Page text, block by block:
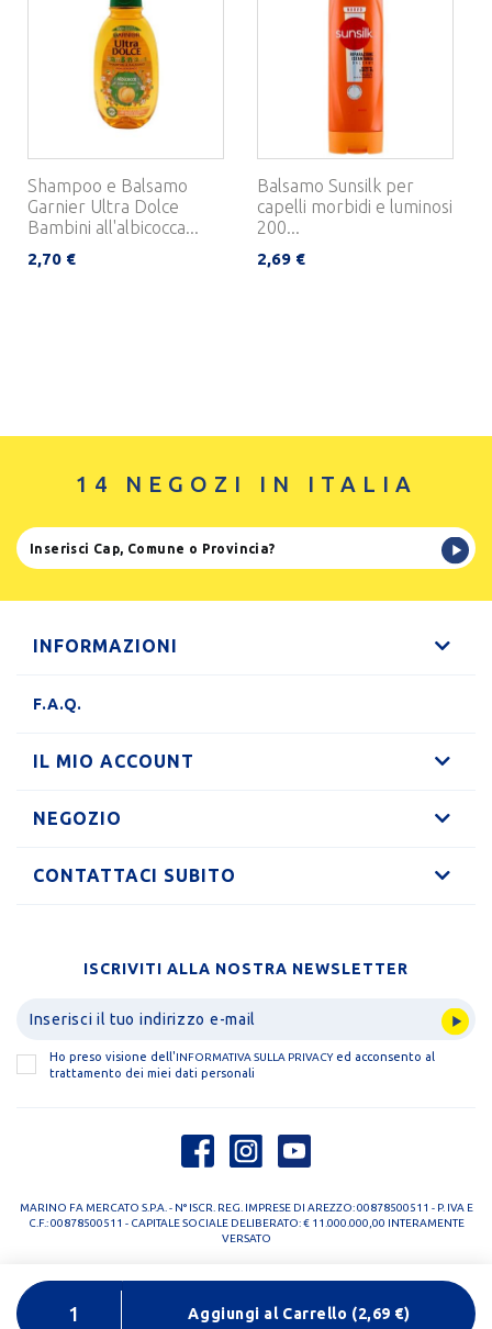
Aggiungi al Carrello (2,69 €)
Shampoo e Balsamo
Garnier Ultra Dolce
Bambini all'albicocca...
2,70 €
Balsamo Sunsilk per
capelli morbidi e luminosi
200...
2,69 €
14 NEGOZI IN ITALIA
INFORMAZIONI
F.A.Q.
IL MIO ACCOUNT
NEGOZIO
CONTATTACI SUBITO
ISCRIVITI ALLA NOSTRA NEWSLETTER
Ho preso visione dell' INFORMATIVA SULLA PRIVACYed acconsento al
trattamento dei miei dati personali
MARINO FA MERCATO S.P.A. - N° ISCR. REG. IMPRESE DI AREZZO: 00878500511 - P. IVA E
C.F.: 00878500511 - CAPITALE SOCIALE DELIBERATO: € 11.000.000,00 INTERAMENTE
VERSATO
PRIVACY POLICY
COOKIE POLICY